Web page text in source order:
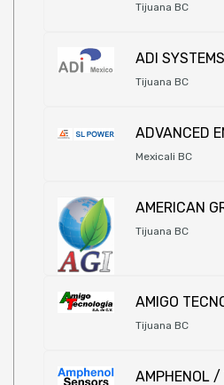
Tijuana BC
ADI
Tijuana BC
ADVANCED
Mexicali BC
AMERICAN
Tijuana BC
AMIGO
Tijuana BC
AMPHENOL /